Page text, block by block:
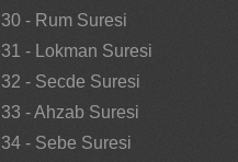
30 - Rum Suresi
31 - Lokman Suresi
32 - Secde Suresi
33 - Ahzab Suresi
34 - Sebe Suresi